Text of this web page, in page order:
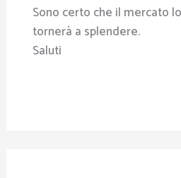
Sono certo che il mercato
tornerà a splendere.
Saluti